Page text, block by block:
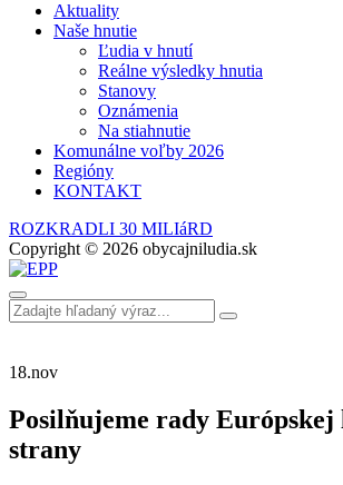
Aktuality
Naše hnutie
Ľudia v hnutí
Reálne výsledky hnutia
Stanovy
Oznámenia
Na stiahnutie
Komunálne voľby 2026
Regióny
KONTAKT
ROZKRADLI 30 MILIáRD
Copyright © 2026 obycajniludia.sk
18.nov
Posilňujeme rady
strany